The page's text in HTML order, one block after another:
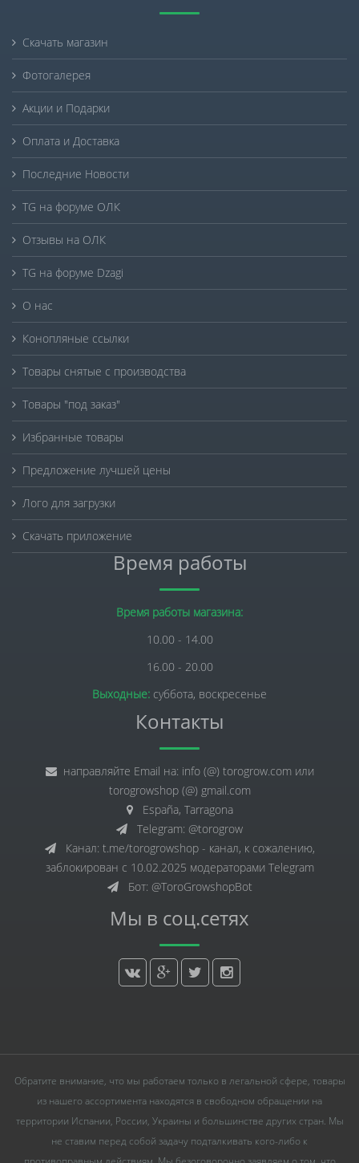
Скачать магазин
Фотогалерея
Акции и Подарки
Оплата и Доставка
Последние Новости
TG на форуме ОЛК
Отзывы на ОЛК
TG на форуме Dzagi
О нас
Конопляные ссылки
Товары снятые с производства
Товары "под заказ"
Избранные товары
Предложение лучшей цены
Лого для загрузки
Скачать приложение
Время работы
Время работы магазина:
10.00 - 14.00
16.00 - 20.00
Выходные: суббота, воскресенье
Контакты
направляйте Email на: info (@) torogrow.com или
torogrowshop (@) gmail.com
España, Tarragona
Telegram: @torogrow
Канал: t.me/torogrowshop - канал, к сожалению,
заблокирован с 10.02.2025 модераторами Telegram
Бот: @ToroGrowshopBot
Мы в соц.сетях
Обратите внимание, что мы работаем только в легальной сфере, товары
из нашего ассортимента находятся в свободном обращении на
территории Испании, России, Украины и большинстве других стран. Мы
не ставим перед собой задачу подталкивать кого-либо к